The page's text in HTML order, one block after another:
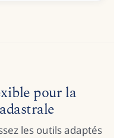
pour la
les outils adaptés